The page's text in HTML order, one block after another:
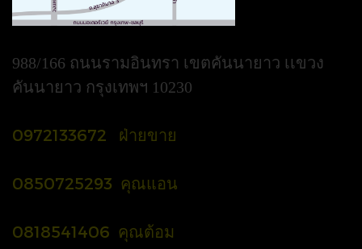
988/166 ถนนรามอินทรา เขตคันนายาว เเขวง
คันนายาว กรุงเทพฯ 10230
0972133672 ฝ่ายขาย
0850725293 คุณแอน
0818541406 คุณต้อม